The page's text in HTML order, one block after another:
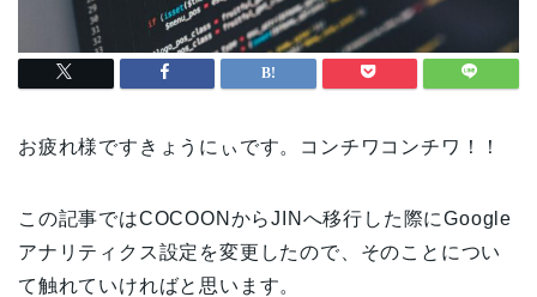
お疲れ様ですきょうにぃです。コンチワコンチワ！！
この記事ではCOCOONからJINへ移行した際にGoogle
アナリティクス設定を変更したので、そのことについ
て触れていければと思います。